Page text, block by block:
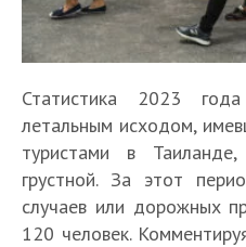
Статистика 2023
летальным исходом,
туристами в Таиланде,
грустной. За этот
случаев или дорожных
120 человек.